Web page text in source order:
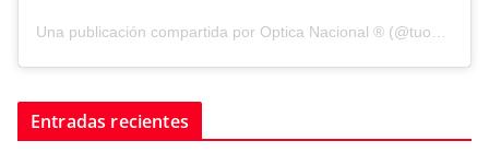
Una publicación compartida por Optica Nacional ® (@tuopticanacional)
Entradas recientes